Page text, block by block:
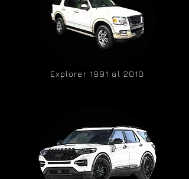
Explorer 1991 al 2010